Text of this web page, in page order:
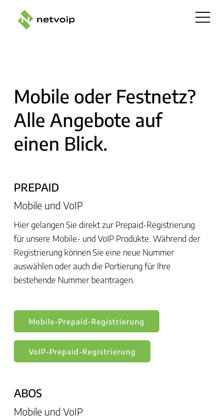
Mobile oder Festnetz?
Alle Angebote auf
einen Blick.
PREPAID
Mobile und VoIP
Hier gelangen Sie direkt zur Prepaid-Registrierung
für unsere Mobile- und VoIP Produkte. Während der
Registrierung können Sie eine neue Nummer
auswählen oder auch die Portierung für Ihre
bestehende Nummer beantragen.
Mobile-Prepaid-Registrierung
VoIP-Prepaid-Registrierung
ABOS
Mobile und VoIP